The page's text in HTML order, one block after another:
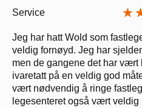
Service
Jeg har hatt Wold som
veldig fornøyd. Jeg har
men de gangene det har vært
ivaretatt på en veldig god
vært nødvendig å ringe
legesenteret også vært